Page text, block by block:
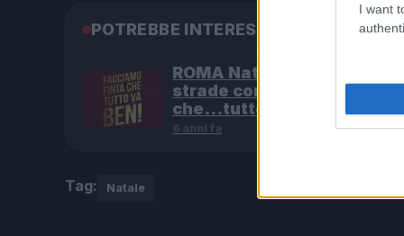
I want
POTREBBE INTERESSARTI
ROMA Natale in musica per
strade con “Facciamo
che…tutto va ben”
6 anni fa
Tag: Natale